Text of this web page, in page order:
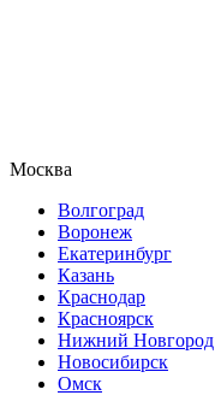
Москва
Волгоград
Воронеж
Екатеринбург
Казань
Краснодар
Красноярск
Нижний Новгород
Новосибирск
Омск